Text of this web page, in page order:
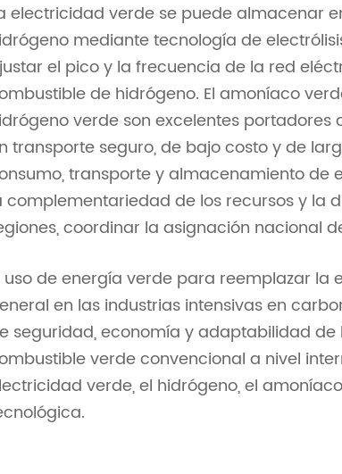
electricidad verde se puede almacenar
mediante tecnología de
el pico y la frecuencia de la red
de hidrógeno. El amoníaco
verde son excelentes
transporte seguro, de bajo costo y de
transporte y almacenamiento de
complementariedad de los recursos y la
coordinar la asignación nacional
uso de energía verde para reemplazar la
en las industrias intensivas en
seguridad, economía y adaptabilidad
verde convencional a nivel
verde, el hidrógeno, el